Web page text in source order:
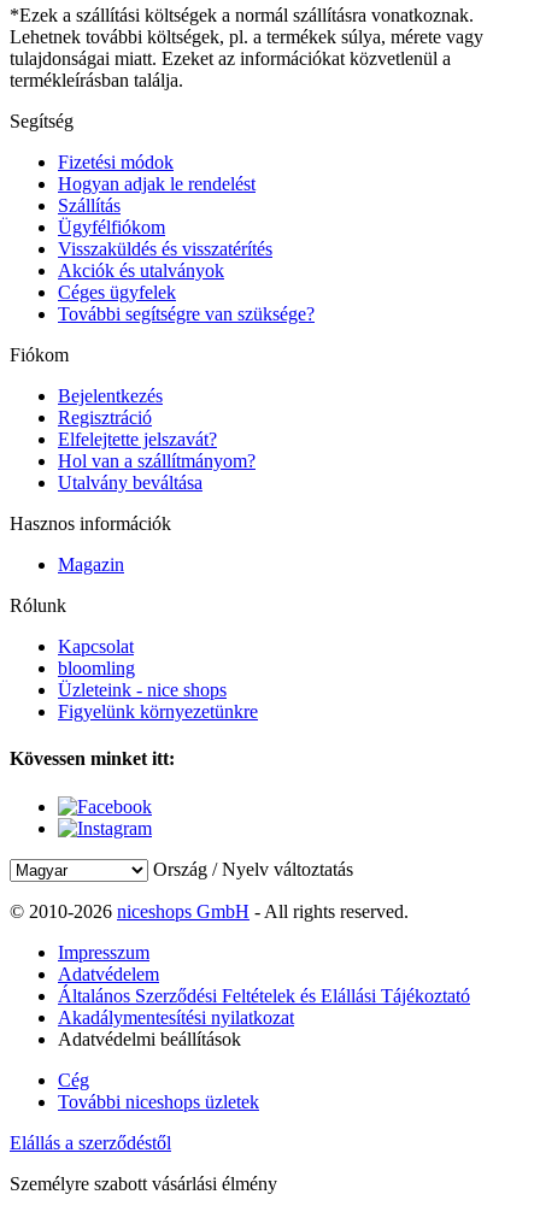
*Ezek a szállítási költségek a normál szállításra vonatkoznak.
Lehetnek további költségek, pl. a termékek súlya, mérete vagy
tulajdonságai miatt. Ezeket az információkat közvetlenül a
termékleírásban találja.
Segítség
Fizetési módok
Hogyan adjak le rendelést
Szállítás
Ügyfélfiókom
Visszaküldés és visszatérítés
Akciók és utalványok
Céges ügyfelek
További segítségre van szüksége?
Fiókom
Bejelentkezés
Regisztráció
Elfelejtette jelszavát?
Hol van a szállítmányom?
Utalvány beváltása
Hasznos információk
Magazin
Rólunk
Kapcsolat
bloomling
Üzleteink - nice shops
Figyelünk környezetünkre
Kövessen minket itt:
Ország / Nyelv változtatás
© 2010-2026 niceshops GmbH - All rights reserved.
Impresszum
Adatvédelem
Általános Szerződési Feltételek és Elállási Tájékoztató
Akadálymentesítési nyilatkozat
Adatvédelmi beállítások
Cég
További niceshops üzletek
Elállás a szerződéstől
Személyre szabott vásárlási élmény